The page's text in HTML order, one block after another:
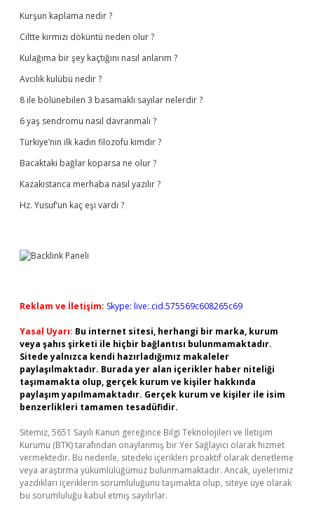
Kurşun kaplama nedir ?
Ciltte kırmızı döküntü neden olur ?
Kulağıma bir şey kaçtığını nasıl anlarım ?
Avcılık kulübü nedir ?
8 ile bölünebilen 3 basamaklı sayılar nelerdir ?
6 yaş sendromu nasıl davranmalı ?
Türkiye’nin ilk kadın filozofu kimdir ?
Bacaktaki bağlar koparsa ne olur ?
Kazakistanca merhaba nasıl yazılır ?
Hz. Yusuf’un kaç eşi vardı ?
Reklam ve İletişim: Skype: live:.cid.575569c608265c69
Yasal Uyarı: Bu internet sitesi, herhangi bir marka, kurum
veya şahıs şirketi ile hiçbir bağlantısı bulunmamaktadır.
Sitede yalnızca kendi hazırladığımız makaleler
paylaşılmaktadır. Burada yer alan içerikler haber niteliği
taşımamakta olup, gerçek kurum ve kişiler hakkında
paylaşım yapılmamaktadır. Gerçek kurum ve kişiler ile isim
benzerlikleri tamamen tesadüfidir.
Sitemiz, 5651 Sayılı Kanun gereğince Bilgi Teknolojileri ve İletişim
Kurumu (BTK) tarafından onaylanmış bir Yer Sağlayıcı olarak hizmet
vermektedir. Bu nedenle, sitedeki içerikleri proaktif olarak denetleme
veya araştırma yükümlülüğümüz bulunmamaktadır. Ancak, üyelerimiz
yazdıkları içeriklerin sorumluluğunu taşımakta olup, siteye üye olarak
bu sorumluluğu kabul etmiş sayılırlar.